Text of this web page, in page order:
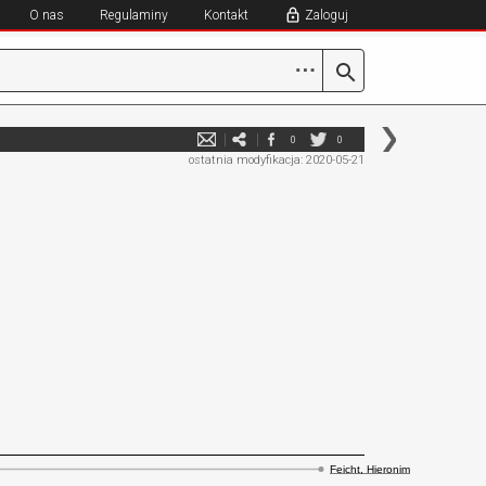
O nas Regulaminy Kontakt Zaloguj
⋯
0 0
ostatnia modyfikacja: 2020-05-21
Feicht, Hieronim